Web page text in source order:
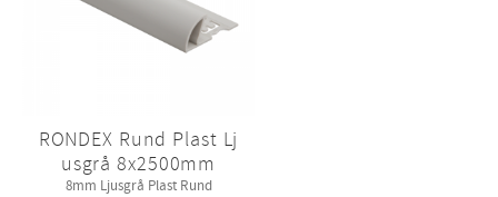
RONDEX Rund Plast Lj
usgrå 8x2500mm
8mm Ljusgrå Plast Rund